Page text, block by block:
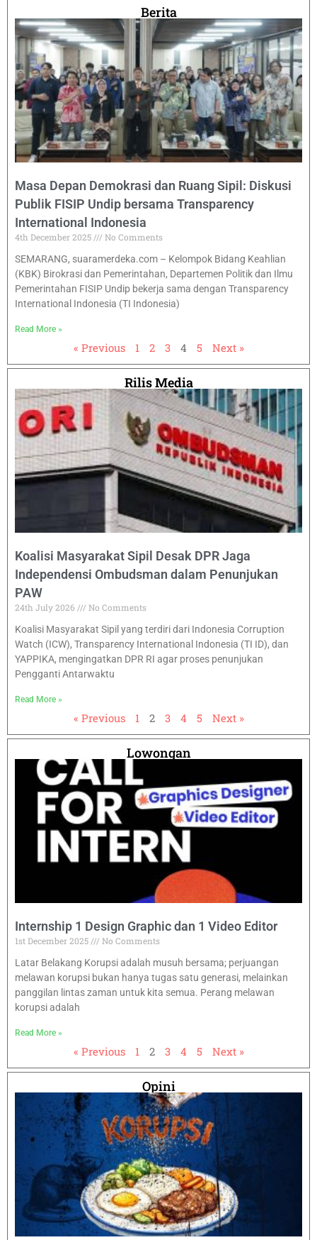
Berita
Masa Depan Demokrasi dan Ruang Sipil: Diskusi
Publik FISIP Undip bersama Transparency
International Indonesia
4th December 2025
No Comments
SEMARANG, suaramerdeka.com – Kelompok Bidang Keahlian
(KBK) Birokrasi dan Pemerintahan, Departemen Politik dan Ilmu
Pemerintahan FISIP Undip bekerja sama dengan Transparency
International Indonesia (TI Indonesia)
Read More »
« Previous 1 2 3 4 5 Next »
Rilis Media
Koalisi Masyarakat Sipil Desak DPR Jaga
Independensi Ombudsman dalam Penunjukan
PAW
24th July 2026
No Comments
Koalisi Masyarakat Sipil yang terdiri dari Indonesia Corruption
Watch (ICW), Transparency International Indonesia (TI ID), dan
YAPPIKA, mengingatkan DPR RI agar proses penunjukan
Pengganti Antarwaktu
Read More »
« Previous 1 2 3 4 5 Next »
Lowongan
Internship 1 Design Graphic dan 1 Video Editor
1st December 2025
No Comments
Latar Belakang Korupsi adalah musuh bersama; perjuangan
melawan korupsi bukan hanya tugas satu generasi, melainkan
panggilan lintas zaman untuk kita semua. Perang melawan
korupsi adalah
Read More »
« Previous 1 2 3 4 5 Next »
Opini